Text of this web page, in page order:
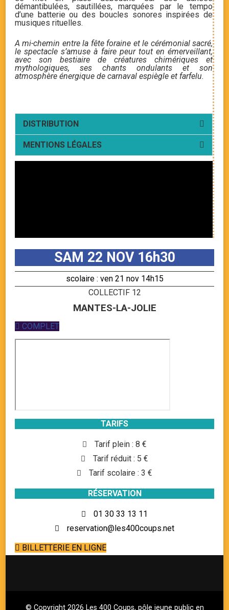
démantibulées, sautillées, marquées par le tempo
d’une batterie ou des boucles sonores inspirées de
musiques rituelles.
A mi-chemin entre la fête foraine et le cérémonial sacré,
le spectacle s’amuse à faire peur tout en émerveillant,
avec son bestiaire de créatures chimériques et
mythologiques, ses chants ondulants et son
atmosphère énergique de carnaval espiègle et farfelu.
DISTRIBUTION
MENTIONS LÉGALES
SAM 22 NOV 16h30
scolaire : ven 21 nov 14h15
COLLECTIF 12
MANTES-LA-JOLIE
COMPLET
TARIFS
Tarif plein : 8 €
Tarif réduit : 5 €
Tarif scolaire : 3 €
RÉSERVATION
01 30 33 13 11
reservation@les400coups.net
BILLETTERIE EN LIGNE
© Copyright 2026 Les 400 Coups, pôle jeune public en